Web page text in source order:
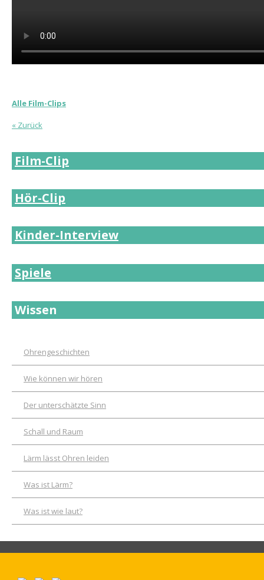
Alle Film-Clips
« Zurück
Film-Clip
Hör-Clip
Kinder-Interview
Spiele
Wissen
Ohrengeschichten
Wie können wir hören
Der unterschätzte Sinn
Schall und Raum
Lärm lässt Ohren leiden
Was ist Lärm?
Was ist wie laut?